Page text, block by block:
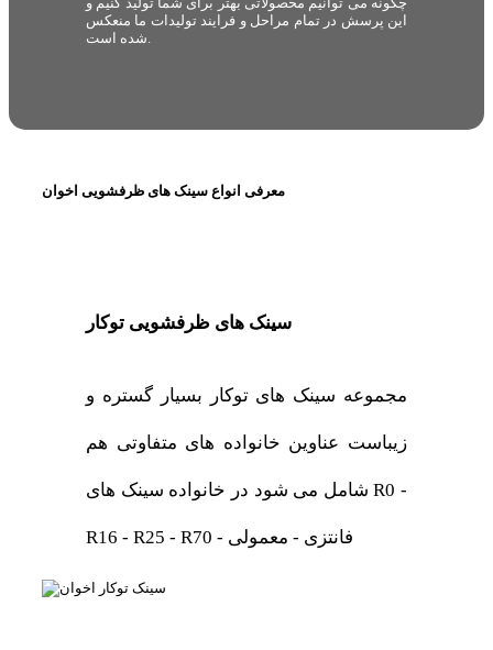
این پرسش در تمام مراحل و فرایند تولیدات ما منعکس
شده است.
معرفی انواع سینک های ظرفشویی اخوان
سینک های ظرفشویی توکار
مجموعه سینک های توکار بسیار گستره و
زیباست عناوین خانواده های متفاوتی هم
شامل می شود در خانواده سینک های R0 -
R16 - R25 - R70 - فانتزی - معمولی